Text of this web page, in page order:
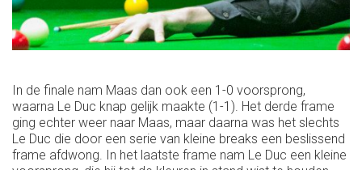
In de finale nam Maas dan ook een 1-0 voorsprong,
waarna Le Duc knap gelijk maakte (1-1). Het derde frame
ging echter weer naar Maas, maar daarna was het slechts
Le Duc die door een serie van kleine breaks een beslissend
frame afdwong. In het laatste frame nam Le Duc een kleine